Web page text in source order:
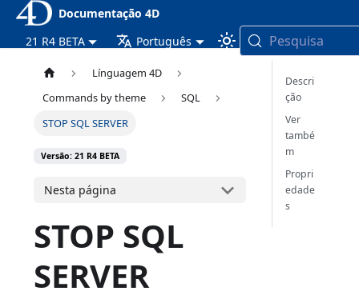
Documentação 4D
21 R4 BETA
Português Pesquisa
Línguagem 4D
Commands by theme
SQL
STOP SQL SERVER
Versão: 21 R4 BETA
Nesta página
STOP SQL
SERVER
Descri
ção
Ver
també
m
Propri
edade
s